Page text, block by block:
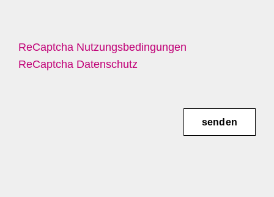
ReCaptcha Nutzungsbedingungen
ReCaptcha Datenschutz
senden